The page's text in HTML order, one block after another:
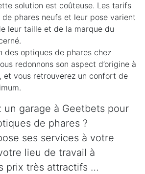
solution est coûteuse. Les tarifs
phares neufs et leur pose varient
leur taille et de la marque du
des optiques de phares chez
redonnons son aspect d’origine à
et vous retrouverez un confort de
un garage à Geetbets pour
de phares ?
ses services à votre
lieu de travail à
prix très attractifs …